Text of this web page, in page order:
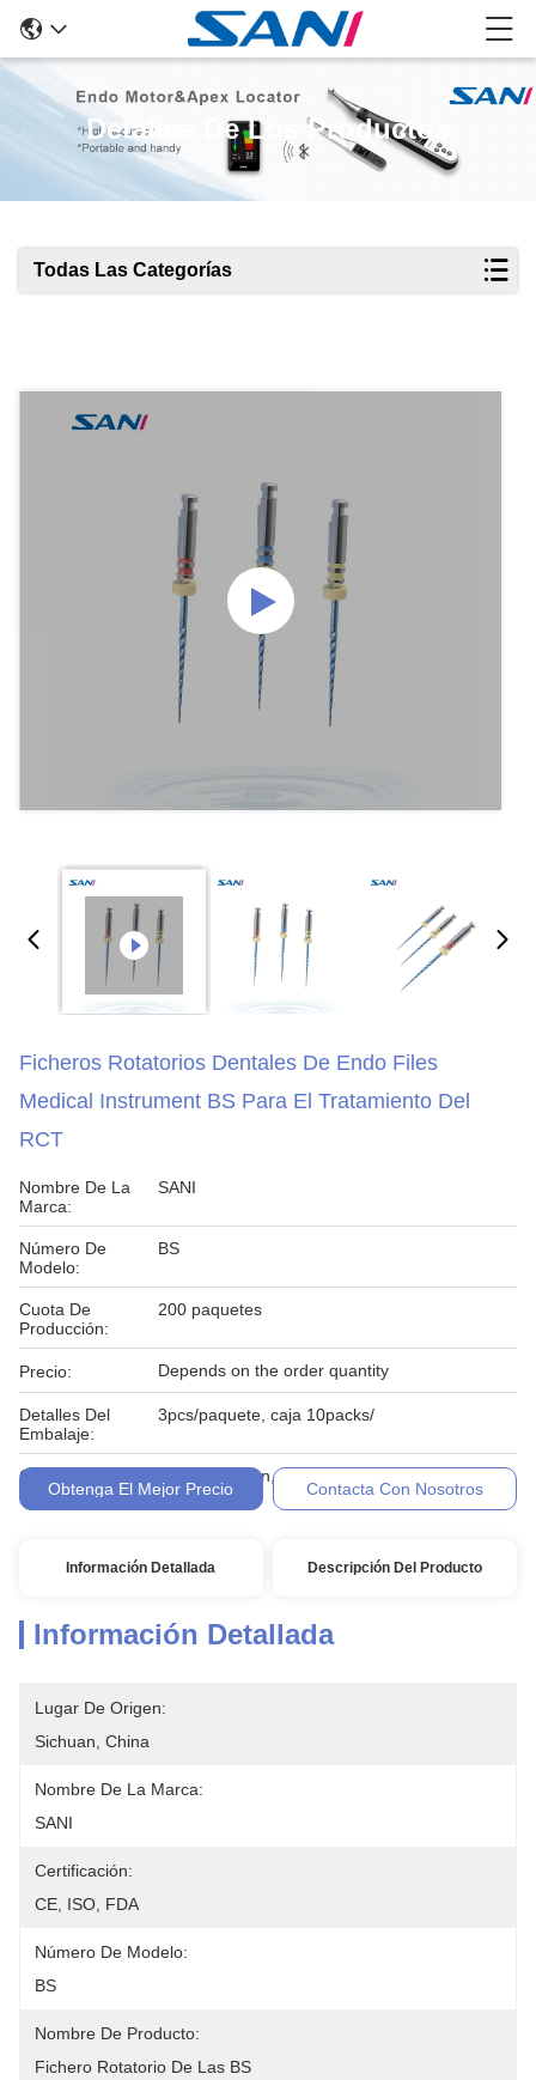
Detalles De Los Productos
Todas Las Categorías
Ficheros Rotatorios Dentales De Endo Files
Medical Instrument BS Para El Tratamiento Del
RCT
Nombre De La
Marca:
SANI
Número De
Modelo:
BS
Cuota De
Producción:
200 paquetes
Precio: Depends on the order quantity
Detalles Del
Embalaje:
3pcs/paquete, caja 10packs/
Condiciones De
Pago:
Western Union, MoneyGram, T/T
Obtenga El Mejor Precio Contacta Con Nosotros
Información Detallada Descripción Del Producto
Información Detallada
Lugar De Origen:
Sichuan, China
Nombre De La Marca:
SANI
Certificación:
CE, ISO, FDA
Número De Modelo:
BS
Nombre De Producto:
Fichero Rotatorio De Las BS